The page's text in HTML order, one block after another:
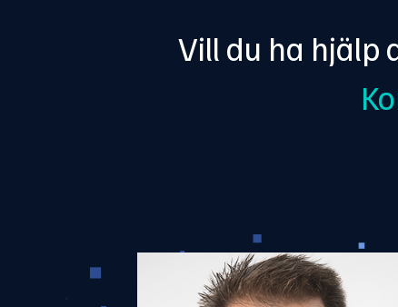
Vill du ha hjälp